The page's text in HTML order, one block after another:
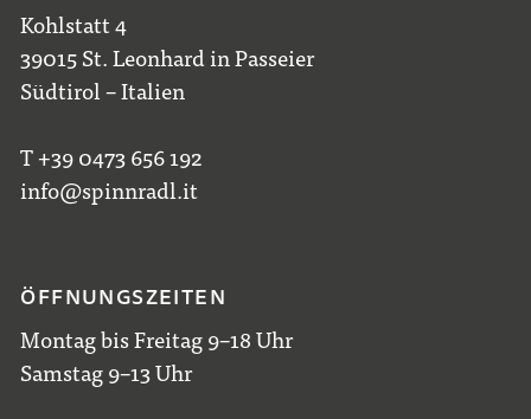
Kohlstatt 4
39015 St. Leonhard in Passeier
Südtirol – Italien
T +39 0473 656 192
info@spinnradl.it
ÖFFNUNGSZEITEN
Montag bis Freitag 9–18 Uhr
Samstag 9–13 Uhr